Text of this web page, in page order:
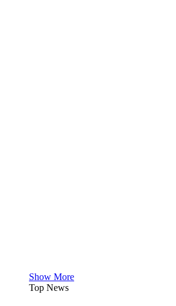
Show More
Top News